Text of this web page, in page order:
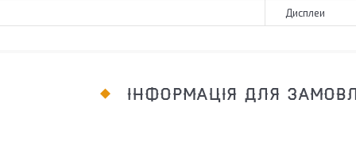
Дисплеи
ІНФОРМАЦІЯ ДЛЯ